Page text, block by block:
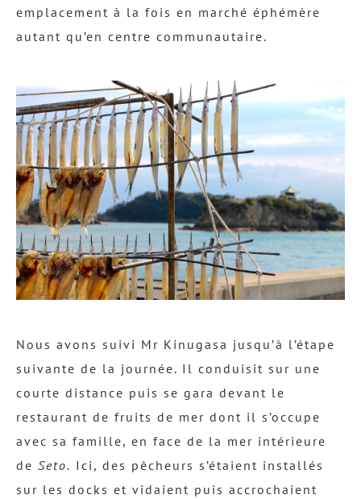
emplacement à la fois en marché éphémère
autant qu’en centre communautaire.
Nous avons suivi Mr Kinugasa jusqu’à l’étape
suivante de la journée. Il conduisit sur une
courte distance puis se gara devant le
restaurant de fruits de mer dont il s’occupe
avec sa famille, en face de la mer intérieure
de Seto. Ici, des pêcheurs s’étaient installés
sur les docks et vidaient puis accrochaient